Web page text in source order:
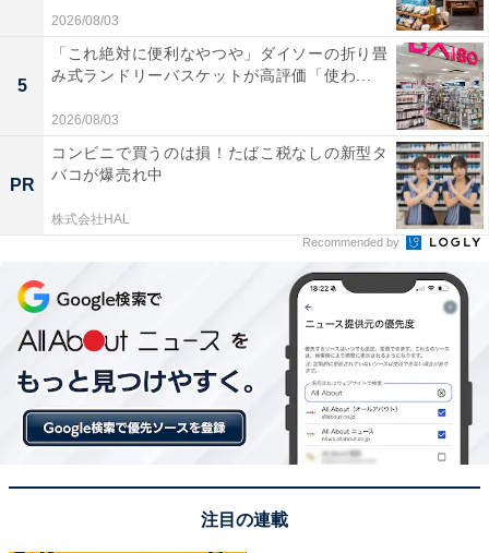
2026/08/03
5
「これ絶対に便利なやつや」ダイソーの折り畳
み式ランドリーバスケットが高評価「使わ...
2026/08/03
PR
コンビニで買うのは損！たばこ税なしの新型タ
バコが爆売れ中
株式会社HAL
Recommended by
注目の連載